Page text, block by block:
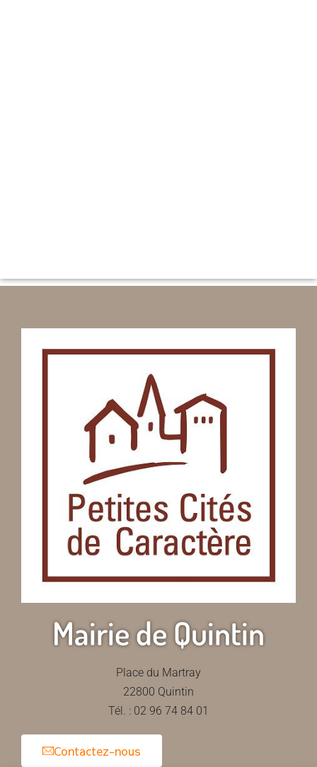
Mairie de Quintin
Place du Martray
22800 Quintin
Tél. : 02 96 74 84 01
Contactez-nous